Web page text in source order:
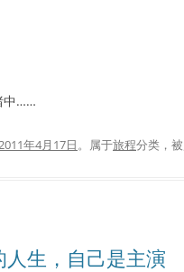
中……
年4月17日。属于旅程分类，
人生，自己是主演